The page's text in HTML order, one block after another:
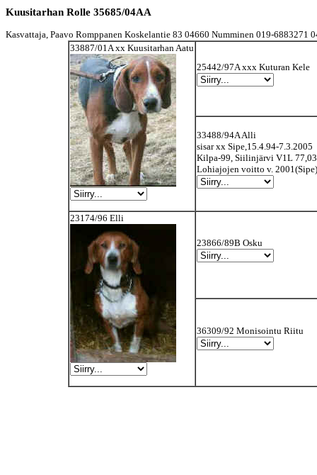
Kuusitarhan Rolle 35685/04AA
Kasvattaja, Paavo Romppanen Koskelantie 83 04660 Numminen 019-6883271
33887/01A xx Kuusitarhan Aatu
25442/97A xxx Kuturan Kele
33488/94A Alli
sisar xx Sipe,15.4.94-7.3.2005
Kilpa-99, Siilinjärvi V1L
Lohiajojen voitto v. 2001(Sipe)
23174/96 Elli
23866/89B Osku
36309/92 Monisointu Riitu